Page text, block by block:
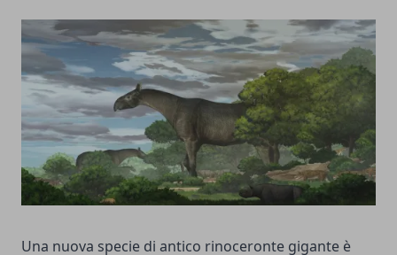
Una nuova specie di antico rinoceronte gigante è